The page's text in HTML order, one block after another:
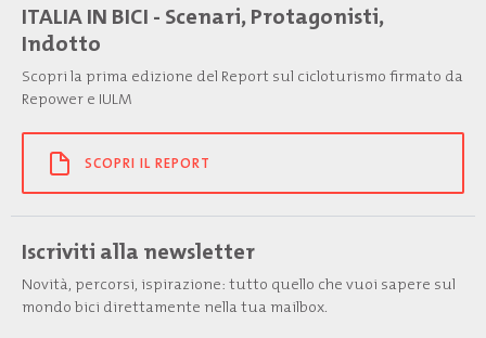
ITALIA IN BICI - Scenari, Protagonisti,
Indotto
Scopri la prima edizione del Report sul cicloturismo firmato da
Repower e IULM
SCOPRI IL REPORT
Iscriviti alla newsletter
Novità, percorsi, ispirazione: tutto quello che vuoi sapere sul
mondo bici direttamente nella tua mailbox.